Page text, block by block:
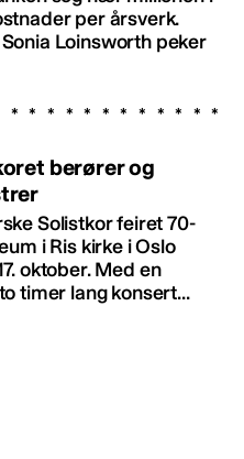
per årsverk.
Loinsworth peker
berører og
Solistkor feiret 70-
i Ris kirke i Oslo
oktober. Med en
timer lang konsert...